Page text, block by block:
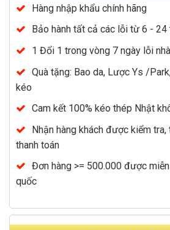
Hàng nhập khẩu chính hãng
Bảo hành tất cả các lỗi từ 6 - 24
1 Đổi 1 trong vòng 7 ngày lỗi
Quà tặng: Bao da, Lược Ys /
kéo
Cam kết 100% kéo thép Nhật
Nhận hàng khách được kiểm
thanh toán
Đơn hàng >= 500.000 được
quốc